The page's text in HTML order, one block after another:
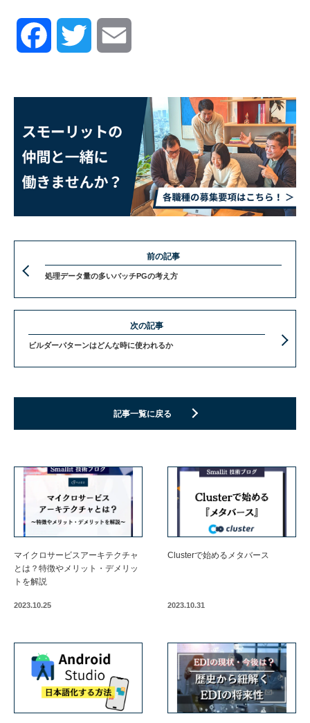
Facebook Twitter
前の記事
処理データ量の多いバッチPGの考え方
次の記事
ビルダーパターンはどんな時に使われるか
記事一覧に戻る
マイクロサービスアーキテクチャ
とは？特徴やメリット・デメリッ
トを解説
2023.10.25
Clusterで始めるメタバース
2023.10.31